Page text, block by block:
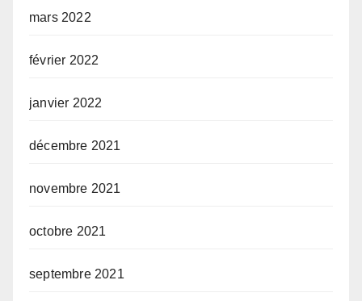
mars 2022
février 2022
janvier 2022
décembre 2021
novembre 2021
octobre 2021
septembre 2021